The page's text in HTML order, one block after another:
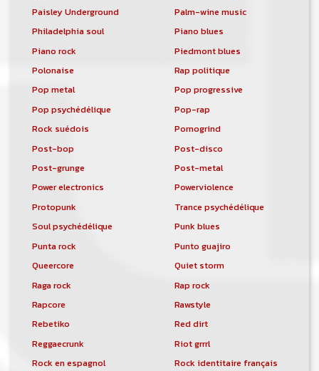
Paisley Underground
Palm-wine music
Philadelphia soul
Piano blues
Piano rock
Piedmont blues
Polonaise
Rap politique
Pop metal
Pop progressive
Pop psychédélique
Pop-rap
Rock suédois
Pornogrind
Post-bop
Post-disco
Post-grunge
Post-metal
Power electronics
Powerviolence
Protopunk
Trance psychédélique
Soul psychédélique
Punk blues
Punta rock
Punto guajiro
Queercore
Quiet storm
Raga rock
Rap rock
Rapcore
Rawstyle
Rebetiko
Red dirt
Reggaecrunk
Riot grrrl
Rock en espagnol
Rock identitaire français